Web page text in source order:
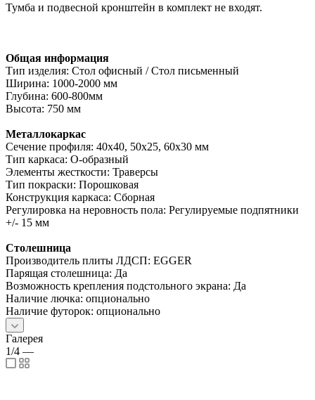
Тумба и подвесной кронштейн в комплект не входят.
Общая информация
Тип изделия: Стол офисный / Стол письменный
Ширина: 1000-2000 мм
Глубина: 600-800мм
Высота: 750 мм
Металлокаркас
Сечение профиля: 40х40, 50х25, 60х30 мм
Тип каркаса: О-образный
Элементы жесткости: Траверсы
Тип покраски: Порошковая
Конструкция каркаса: Сборная
Регулировка на неровность пола: Регулируемые подпятники
+/- 15 мм
Столешница
Производитель плиты ЛДСП: EGGER
Парящая столешница: Да
Возможность крепления подстольного экрана: Да
Наличие лючка: опционально
Наличие футорок: опционально
Галерея
1/4 —